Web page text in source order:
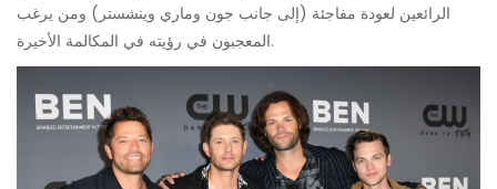
الرائعين لعودة مفاجئة (إلى جانب جون وماري وينشستر) ومن يرغب
المعجبون في رؤيته في المكالمة الأخيرة.